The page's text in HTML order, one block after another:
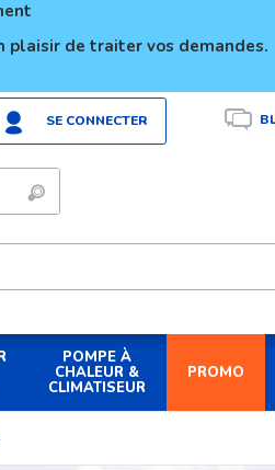
plaisir de traiter vos demandes.
SE CONNECTER
POMPE À
CHALEUR &
CLIMATISEUR
PROMO